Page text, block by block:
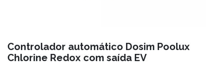
Controlador automático Dosim Poolux
Chlorine Redox com saída EV